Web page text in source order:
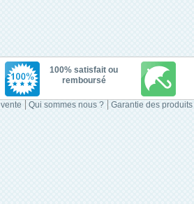
100% satisfait ou
remboursé
Qui sommes nous ? Garantie des produits